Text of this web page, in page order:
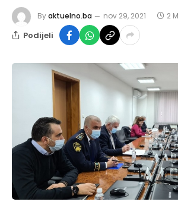
Byaktuelno.ba nov 29, 2021 2
Podijeli